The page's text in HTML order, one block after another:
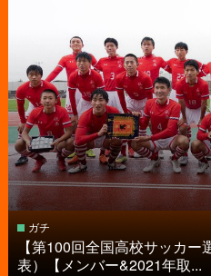
ガチ
【第100回全国高校サッカ
表）【メンバー&2021年取...